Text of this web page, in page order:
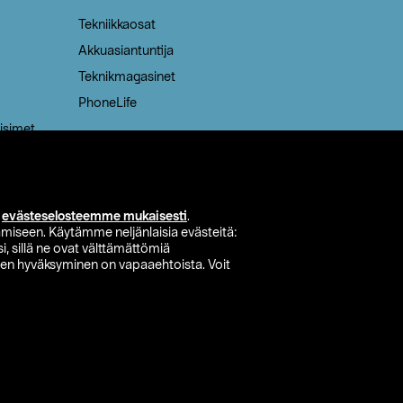
evästeselosteemme mukaisesti.
Käytämme neljänlaisia evästeitä:
sillä ne ovat välttämättömiä
hyväksyminen on vapaaehtoista. Voit
Tekniikkaosat
Akkuasiantuntija
Teknikmagasinet
PhoneLife